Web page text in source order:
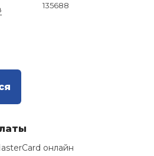
135688
онлайн